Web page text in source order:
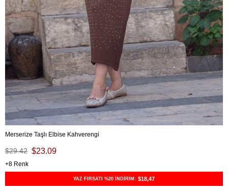
Merserize Taşlı Elbise Kahverengi
$23.09
$29.42
8
YAZ FIRSATI %20 İNDİRİM: $18,47